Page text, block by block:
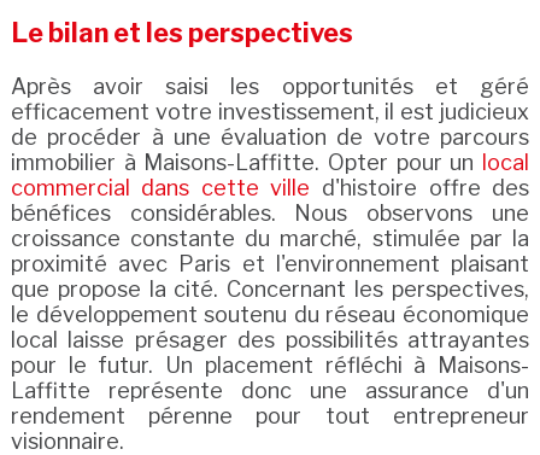
Le bilan et les perspectives
Après avoir saisi les opportunités et géré
efficacement votre investissement, il est judicieux
de procéder à une évaluation de votre parcours
immobilier à Maisons-Laffitte. Opter pour un
local
commercial dans cette ville d'histoire offre des
bénéfices considérables. Nous observons une
croissance constante du marché, stimulée par la
proximité avec Paris et l'environnement plaisant
que propose la cité. Concernant les perspectives,
le développement soutenu du réseau économique
local laisse présager des possibilités attrayantes
pour le futur. Un placement réfléchi à Maisons-
Laffitte représente donc une assurance d'un
rendement pérenne pour tout entrepreneur
visionnaire.